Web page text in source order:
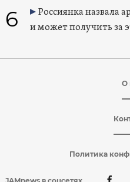
6
Россиянка назвала
и может получить за
О
Политика